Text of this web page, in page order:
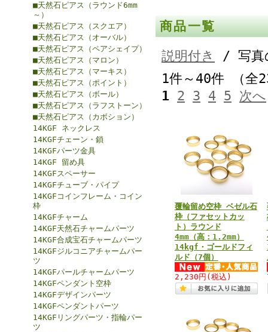
■天然石ピアス（ラウンド6mm
～）
■天然石ピアス（スクエア）
■天然石ピアス（オーバル）
■天然石ピアス（ペアシェイプ）
■天然石ピアス（マロン）
■天然石ピアス（マーキス）
■天然石ピアス（ポイント）
■天然石ピアス（ボール）
■天然石ピアス（ラフストーン）
■天然石ピアス（カボション）
14KGF ネックレス
14KGFチェーン・鎖
14KGFパーツ金具
14KGF 留め具
14KGFスペーサー
14KGFチューブ・パイプ
14KGFコインフレーム・コイン
枠
14KGFチャーム
14KGF天然石チャームパーツ
14KGF合成宝石チャームパーツ
14KGFジルコニアチャームパー
ツ
14KGFパールチャームパーツ
14KGFペンダント空枠
14KGFデザインパーツ
14KGFペンダントパーツ
14KGFリングパーツ・指輪パー
ツ
商品一覧
説明付き
/ 写真
1件～40件 （
1 2 3 4 5 次へ
覆輪留め空枠 ベゼル石
枠（ファセットカッ
ト）ラウンド
4mm（高：1.2mm）
14kgf・ゴールドフィ
ルド（7個）
2,230円 (税込)